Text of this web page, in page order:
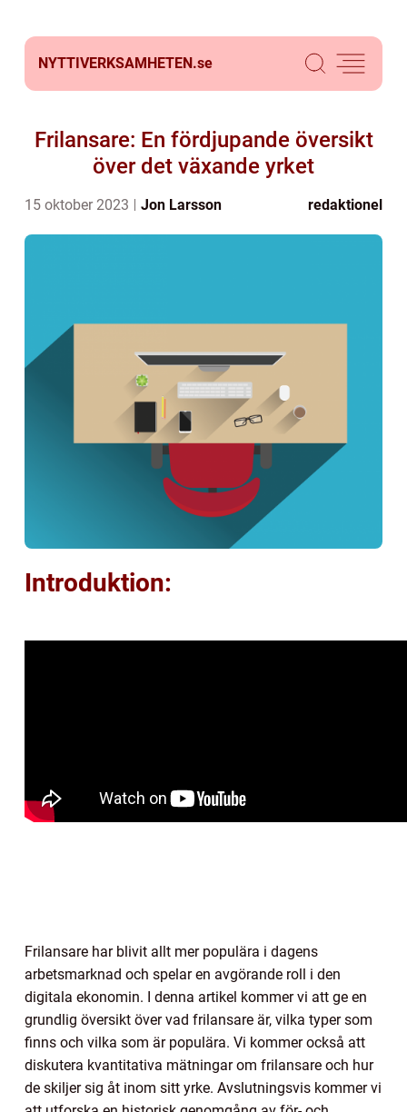
NYTTIVERKSAMHETEN.se
Frilansare: En fördjupande översikt
över det växande yrket
15 oktober 2023 Jon Larsson redaktionel
Introduktion:
Frilansare har blivit allt mer populära i dagens
arbetsmarknad och spelar en avgörande roll i den
digitala ekonomin. I denna artikel kommer vi att ge en
grundlig översikt över vad frilansare är, vilka typer som
finns och vilka som är populära. Vi kommer också att
diskutera kvantitativa mätningar om frilansare och hur
de skiljer sig åt inom sitt yrke. Avslutningsvis kommer vi